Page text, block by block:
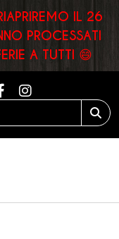
IL 26
PROCESSATI
A TUTTI 😄